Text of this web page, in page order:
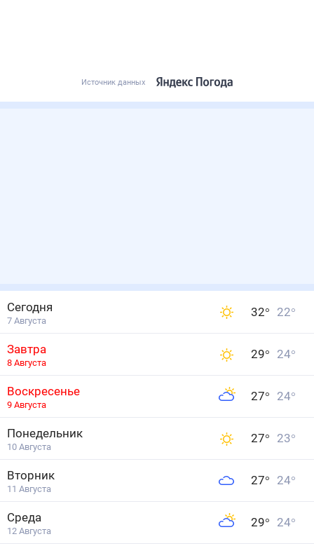
Источник данных
Сегодня
7 Августа
32° 22°
Завтра
8 Августа
29° 24°
Воскресенье
9 Августа
27° 24°
Понедельник
10 Августа
27° 23°
Вторник
11 Августа
27° 24°
Среда
12 Августа
29° 24°